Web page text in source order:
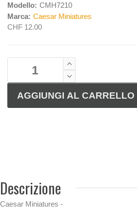
Modello: CMH7210
Marca: Caesar Miniatures
CHF 12.00
Descrizione
Caesar Miniatures -